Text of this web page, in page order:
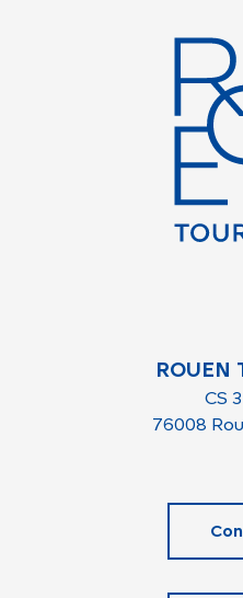
ROUEN
CS
76008